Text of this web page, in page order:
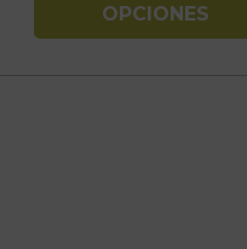
OPCIONES